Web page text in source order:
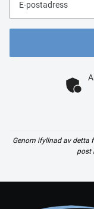
E-postadress
Genom ifyllnad av detta
post